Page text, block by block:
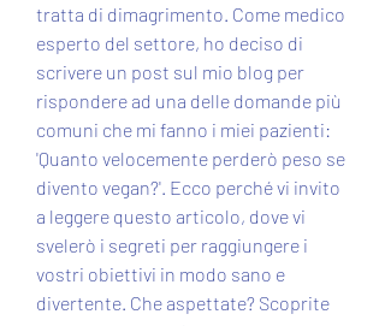
tratta di dimagrimento. Come medico
esperto del settore, ho deciso di
scrivere un post sul mio blog per
rispondere ad una delle domande più
comuni che mi fanno i miei pazienti:
'Quanto velocemente perderò peso se
divento vegan?'. Ecco perché vi invito
a leggere questo articolo, dove vi
svelerò i segreti per raggiungere i
vostri obiettivi in modo sano e
divertente. Che aspettate? Scoprite